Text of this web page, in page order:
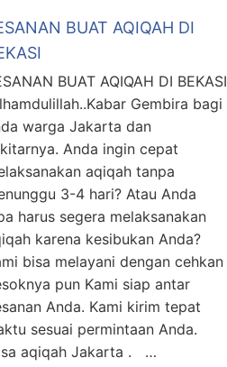
BUAT AQIQAH DI
BUAT AQIQAH DI BEKASI
Gembira bagi
warga Jakarta dan
Anda ingin cepat
aqiqah tanpa
3-4 hari? Atau Anda
harus segera melaksanakan
karena kesibukan Anda?
bisa melayani dengan cehkan
pun Kami siap antar
Anda. Kami kirim tepat
sesuai permintaan Anda.
aqiqah Jakarta . …